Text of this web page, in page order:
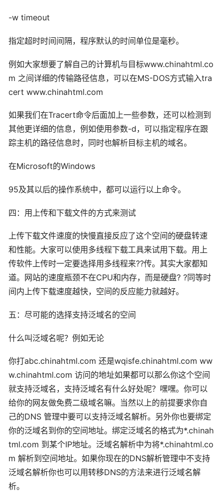
-w timeout
指定超时时间间隔，程序默认的时间单位是毫秒。
例如大家想要了解自己的计算机与目标www.chinahtml.co
m 之间详细的传输路径信息，可以在MS-DOS方式输入tra
cert www.chinahtml.com
如果我们在Tracert命令后面加上一些参数，还可以检测到
其他更详细的信息，例如使用参数-d，可以指定程序在跟
踪主机的路径信息时，同时也解析目标主机的域名。
在Microsoft的Windows
95及其以后的操作系统中，都可以运行以上命令。
四：用上传和下载文件的方式来测试
上传下载文件速度的快慢直接反应了这个空间的硬盘转速
和性能。大家可以使用多线程下载工具来试用下载。用上
传软件上传时一定要选择用多线程来??传。其实大家都知
道。网站的速度瓶颈不在CPU和内存，而是硬盘? ?同等时
间内上传下载速度越快，空间的反应能力就越好。
五：尽可能的选择支持泛域名的空间
什么叫泛域名呢？例如无论
你打abc.chinahtml.com 还是wqisfe.chinahtml.com ww
w.chinahtml.com 访问的地址如果都可以那么你这个空间
就支持泛域名，支持泛域名有什么好处呢？嘿嘿。你可以
给你的网友做免费二级域名嘛。当然以上的前提要求你自
己的DNS 管理中要可以支持泛域名解析。另外你也要绑定
你的泛域名到你的空间地址。绑定泛域名的格式为*.chinah
tml.com 到某个IP地址。泛域名解析中为将*.chinahtml.co
m 解析到空间地址。如果你现在的DNS解析管理中不支持
泛域名解析你也可以用转移DNS的方法来进行泛域名解
析。